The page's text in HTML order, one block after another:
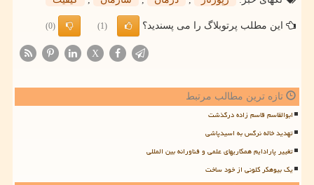
این مطلب پرتوبلاگ را می پسندید؟ (1)
(0)
X
تازه ترین مطالب مرتبط
ابوالقاسم قاسم زاده درگذشت
تهدید خاله نرگس به اسیدپاشی
تغییر پارادایم همکاریهای علمی و فناورانه بین المللی
یک بیوهکر کلونی از خود ساخت